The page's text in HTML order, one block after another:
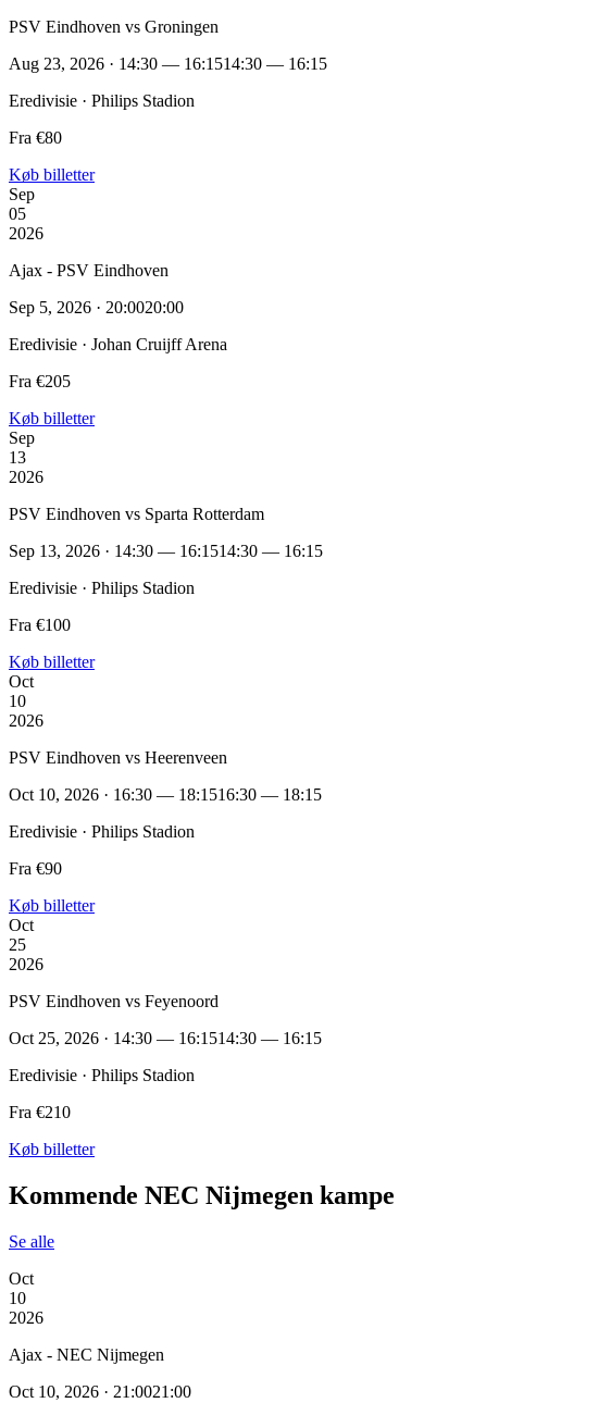
PSV Eindhoven vs Groningen
Aug 23, 2026 · 14:30 — 16:1514:30 — 16:15
Eredivisie · Philips Stadion
Fra €80
Køb billetter
Sep
05
2026
Ajax - PSV Eindhoven
Sep 5, 2026 · 20:0020:00
Eredivisie · Johan Cruijff Arena
Fra €205
Køb billetter
Sep
13
2026
PSV Eindhoven vs Sparta Rotterdam
Sep 13, 2026 · 14:30 — 16:1514:30 — 16:15
Eredivisie · Philips Stadion
Fra €100
Køb billetter
Oct
10
2026
PSV Eindhoven vs Heerenveen
Oct 10, 2026 · 16:30 — 18:1516:30 — 18:15
Eredivisie · Philips Stadion
Fra €90
Køb billetter
Oct
25
2026
PSV Eindhoven vs Feyenoord
Oct 25, 2026 · 14:30 — 16:1514:30 — 16:15
Eredivisie · Philips Stadion
Fra €210
Køb billetter
Kommende NEC Nijmegen kampe
Se alle
Oct
10
2026
Ajax - NEC Nijmegen
Oct 10, 2026 · 21:0021:00